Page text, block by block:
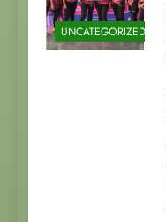
UNCATEGORIZED